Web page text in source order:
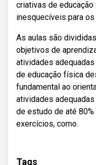
criativas de
inesquecíveis para os
As aulas são
objetivos de
atividades
de educação física
fundamental ao
atividades
de estudo de até
exercícios, como.
Tags